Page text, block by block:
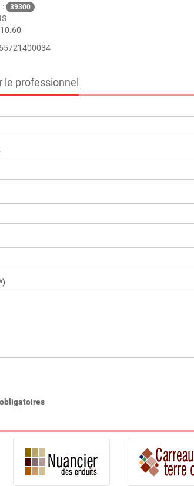
: 39300
le professionnel